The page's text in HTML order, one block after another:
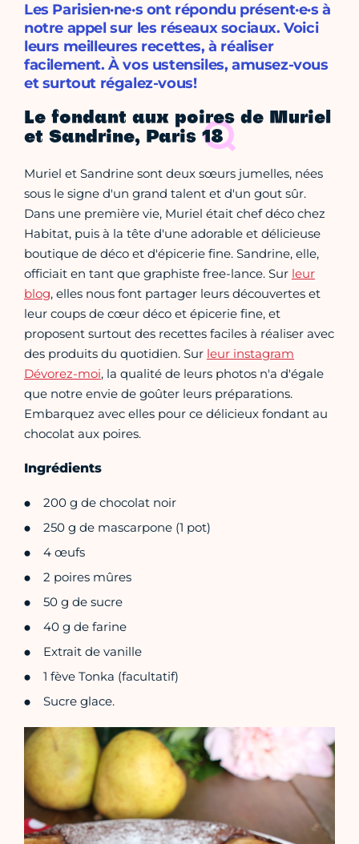
Les Parisien·ne·s ont répondu présent·e·s à
notre appel sur les réseaux sociaux. Voici
leurs meilleures recettes, à réaliser
facilement. À vos ustensiles, amusez-vous
et surtout régalez-vous!
Le fondant aux poires de Muriel
et Sandrine, Paris 18
Muriel et Sandrine sont deux sœurs jumelles, nées
sous le signe d'un grand talent et d'un gout sûr.
Dans une première vie, Muriel était chef déco chez
Habitat, puis à la tête d'une adorable et délicieuse
boutique de déco et d'épicerie fine. Sandrine, elle,
officiait en tant que graphiste free-lance. Sur leur
blog, elles nous font partager leurs découvertes et
leur coups de cœur déco et épicerie fine, et
proposent surtout des recettes faciles à réaliser avec
des produits du quotidien. Sur leur instagram
Dévorez-moi, la qualité de leurs photos n'a d'égale
que notre envie de goûter leurs préparations.
Embarquez avec elles pour ce délicieux fondant au
chocolat aux poires.
Ingrédients
200 g de chocolat noir
250 g de mascarpone (1 pot)
4 œufs
2 poires mûres
50 g de sucre
40 g de farine
Extrait de vanille
1 fève Tonka (facultatif)
Sucre glace.